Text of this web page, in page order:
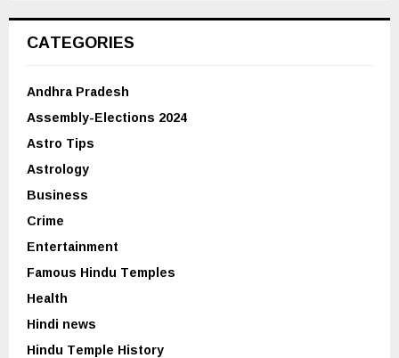
CATEGORIES
Andhra Pradesh
Assembly-Elections 2024
Astro Tips
Astrology
Business
Crime
Entertainment
Famous Hindu Temples
Health
Hindi news
Hindu Temple History